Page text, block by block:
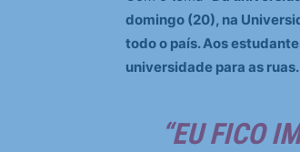
domingo (20), na
todo o país. Aos
universidade para as ruas.
“EU FICO